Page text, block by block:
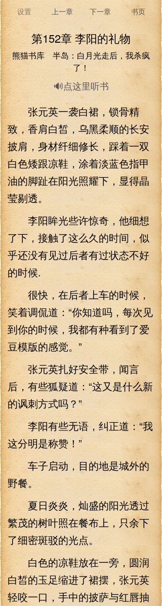
设置 上一章 下一章 书页
第152章 李阳的礼物
熊猫书库 半岛：白月光走后，我杀疯
了！
🔊点这里听书
张元英一袭白裙，锁骨精
致，香肩白皙，乌黑柔顺的长安
披肩，身材纤细修长，踩着一双
白色矮跟凉鞋，涂着淡蓝色指甲
油的脚趾在阳光照耀下，显得晶
莹剔透。
李阳眸光些许惊奇，他细想
了下，接触了这么久的时间，似
乎还没有见过后者有过状态不好
的时候.
很快，在后者上车的时候，
笑着调侃道：“你知道吗，每次见
到你的时候，我都有种看到了爱
豆模版的感觉。”
张元英扎好安全带，闻言
后，有些狐疑道：“这又是什么新
的讽刺方式吗？”
李阳有些无语，纠正道：“我
这分明是称赞！”
车子启动，目的地是城外的
野餐。
夏日炎炎，灿盛的阳光透过
繁茂的树叶照在餐布上，只余下
了细密斑驳的光点。
白色的凉鞋放在一旁，圆润
白皙的玉足缩进了裙摆，张元英
轻咬一口，手中的披萨与红唇抽